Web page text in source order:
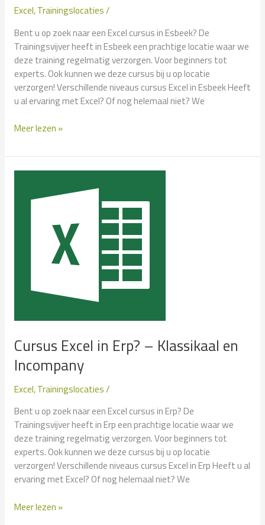
Excel,Trainingslocaties/
Bent u op zoek naar een Excel cursus in Esbeek? De
Trainingsvijver heeft in Esbeek een prachtige locatie waar we
deze training regelmatig verzorgen. Voor beginners tot
experts. Ook kunnen we deze cursus bij u op locatie
verzorgen! Verschillende niveaus cursus Excel in Esbeek Heeft
u al ervaring met Excel? Of nog helemaal niet? We
Cursus
in
Esbeek?
Klassikaal
Incompany
Meer lezen »
Cursus Excel in Erp? – Klassikaal en
Incompany
Excel,Trainingslocaties/
Bent u op zoek naar een Excel cursus in Erp? De
Trainingsvijver heeft in Erp een prachtige locatie waar we
deze training regelmatig verzorgen. Voor beginners tot
experts. Ook kunnen we deze cursus bij u op locatie
verzorgen! Verschillende niveaus cursus Excel in Erp Heeft u al
ervaring met Excel? Of nog helemaal niet? We
Cursus
Meer lezen »